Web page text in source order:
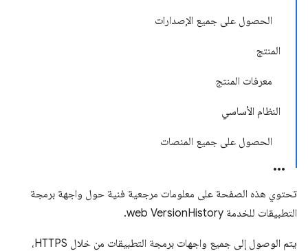
الحصول على جميع الإصدارات
المنتج
معرفات المنتج
النظام الأساسي
الحصول على جميع المنصات
تحتوي هذه الصفحة على معلومات مرجعية فنية حول واجهة برمجة
التطبيقات للخدمة web VersionHistory.
يتم الوصول إلى جميع واجهات برمجة التطبيقات من خلال HTTPS،